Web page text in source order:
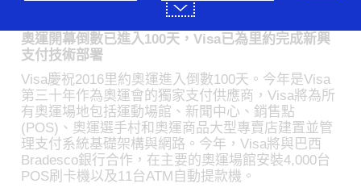
奧運開幕倒數已進入100天，Visa已為里約完成新興
支付技術部署
Visa慶祝2016里約奧運進入倒數100天。今年是Visa
第三十年作為奧運會的獨家支付供應商，Visa將為所
有奧運場地包括運動場館、新聞中心、銷售點
(POS)、奧運選手村和奧運商品大型專賣店建置並管
理支付系統基礎架構與網路。今年，Visa將與巴西
Bradesco銀行合作，在主要的奧運場館安裝4,000台
POS刷卡機以及11台ATM自動提款機。